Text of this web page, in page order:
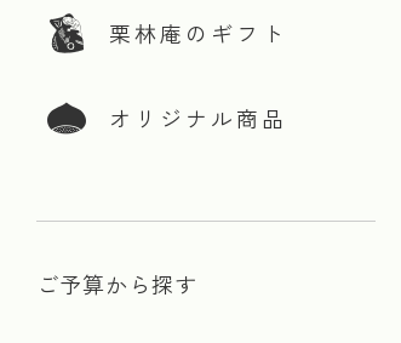
栗林庵のギフト
オリジナル商品
ご予算から探す